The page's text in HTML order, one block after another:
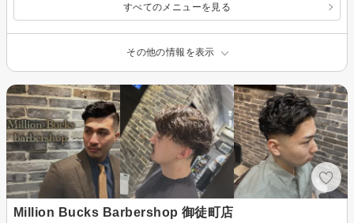
すべてのメニューを見る
その他の情報を表示
Million Bucks Barbershop 御徒町店